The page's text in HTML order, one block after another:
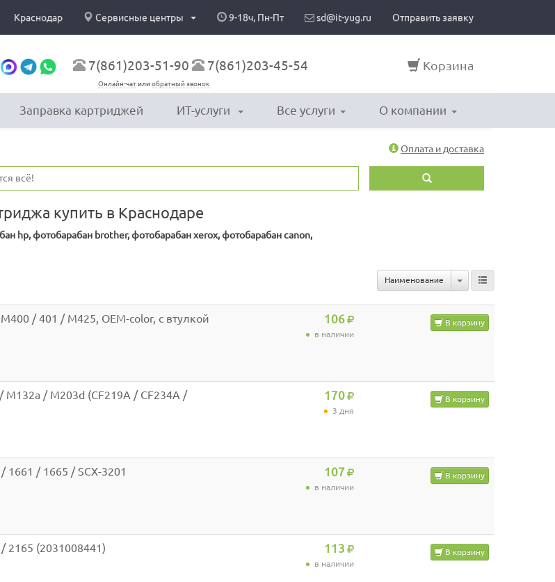
Краснодар Сервисные центры 9-18ч, Пн-Пт sd@it-yug.ru Отправить заявку
7(861)203-51-90 7(861)203-45-54
Онлайн-чатилиобратный звонок
Корзина
Заправка картриджей ИТ-услуги Все услуги О компании
Оплата и доставка
купить в Краснодаре
hp, фотобарабан brother, фотобарабан xerox, фотобарабан canon,
Наименование Toggle Dropdown
/ 401 / M425, OEM-color, с втулкой
106
в наличии
В корзину
M132a / M203d (CF219A / CF234A /
170
3 дня
В корзину
1661 / 1665 / SCX-3201 107
в наличии
В корзину
2165 (2031008441) 113
в наличии
В корзину